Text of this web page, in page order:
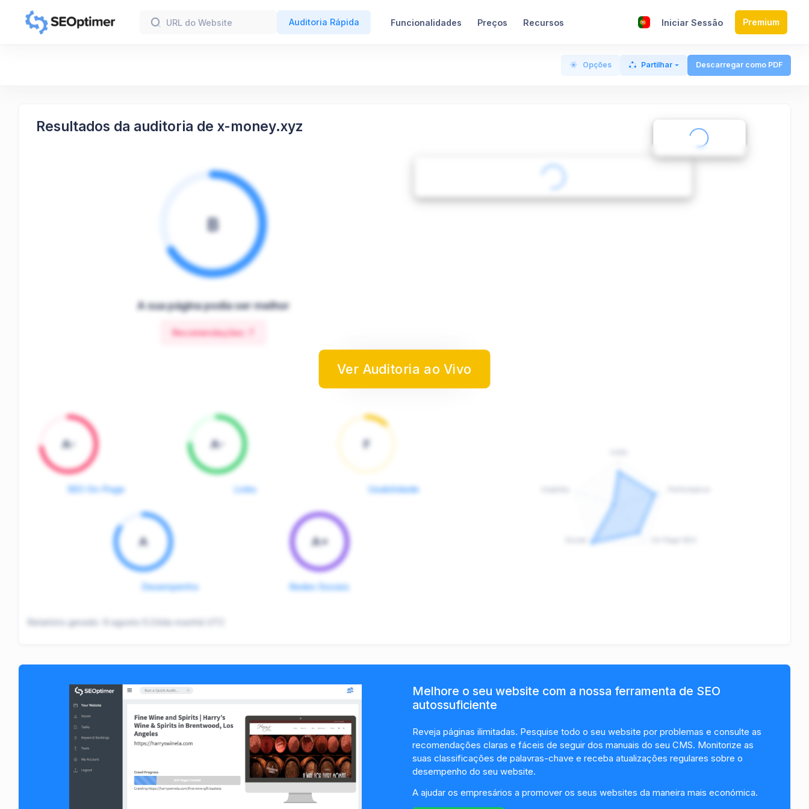
Auditoria Rápida Funcionalidades Preços Recursos Iniciar Sessão Premium
Opções Partilhar Descarregar como PDF
Resultados da auditoria de x-money.xyz
B
A sua página podia ser melhor
Recomendações:
A-
SEO On-Page
A-
Links
F
Usabilidade
A
Desempenho
A+
Redes Sociais
: F
Relatório gerado: 9 agosto 5:24da manhã UTC
Ver Auditoria ao Vivo
Melhore o seu website com a nossa ferramenta de SEO
autossuficiente
Reveja páginas ilimitadas. Pesquise todo o seu website por problemas e consulte as
recomendações claras e fáceis de seguir dos manuais do seu CMS. Monitorize as
suas classificações de palavras-chave e receba atualizações regulares sobre o
desempenho do seu website.
A ajudar os empresários a promover os seus websites da maneira mais económica.